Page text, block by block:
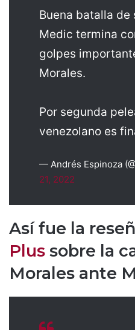
Buena batalla
Medic termina
golpes
Morales.
Por segunda
venezolano es
— Andrés Espinoza
21, 2022
Así fue la
Plus sobre la
Morales ante